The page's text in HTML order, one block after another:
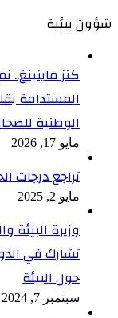
شؤون بيئية
كنز ماينينغ..
المستدامة
الوطنية
مايو 17, 2026
تراجع درجات
مايو 2, 2025
وزيرة
تشارك في
حول البيئة
سبتمبر 7, 2024